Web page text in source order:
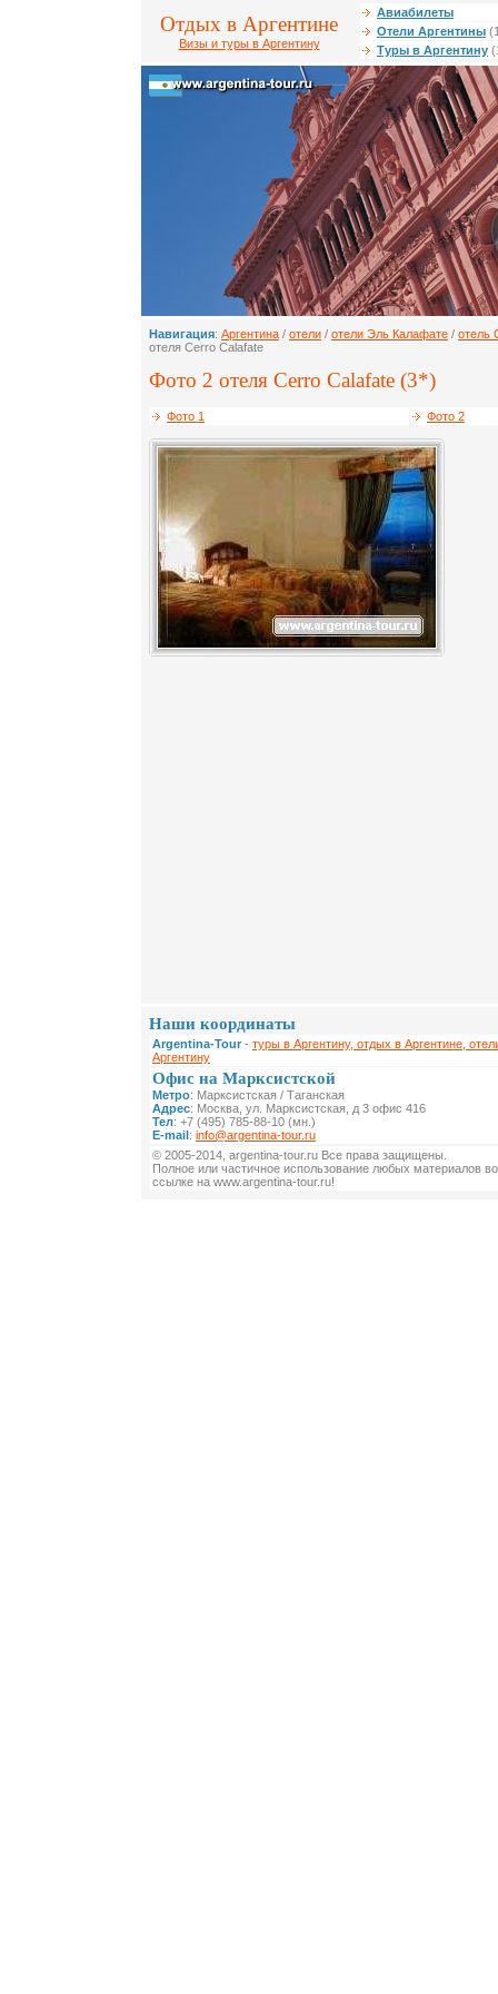
Отдых в Аргентине
Визы и туры в Аргентину
Авиабилеты
Отели Аргентины
Туры в Аргентину
Навигация: Аргентина / отели / отели Эль Калафате / отель
отеля Cerro Calafate
Фото 2 отеля Cerro Calafate (3*)
Фото 1 Фото 2
Наши координаты
Argentina-Tour - туры в Аргентину, отдых в Аргентине,
Аргентину
Офис на Марксистской
Метро: Марксистская / Таганская
Адрес: Москва, ул. Марксистская, д 3 офис 416
Тел: +7 (495) 785-88-10 (мн.)
E-mail: info@argentina-tour.ru
© 2005-2014, argentina-tour.ru Все права защищены.
Полное или частичное использование любых материалов
ссылке на www.argentina-tour.ru!